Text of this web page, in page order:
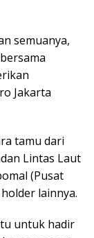
semuanya,
Jakarta
tamu dari
Lintas Laut
(Pusat
lainnya.
untuk hadir